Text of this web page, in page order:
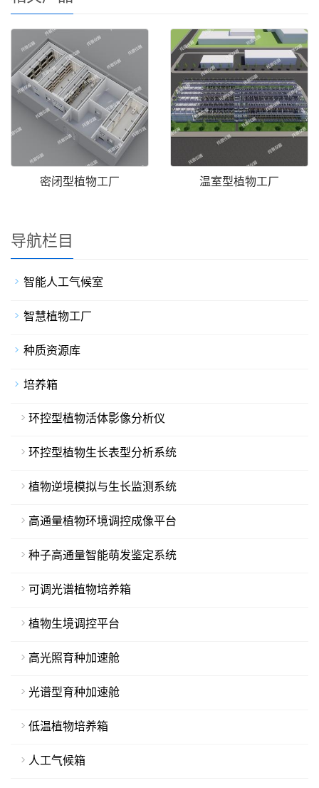
密闭型植物工厂 温室型植物工厂
导航栏目
智能人工气候室
智慧植物工厂
种质资源库
培养箱
环控型植物活体影像分析仪
环控型植物生长表型分析系统
植物逆境模拟与生长监测系统
高通量植物环境调控成像平台
种子高通量智能萌发鉴定系统
可调光谱植物培养箱
植物生境调控平台
高光照育种加速舱
光谱型育种加速舱
低温植物培养箱
人工气候箱